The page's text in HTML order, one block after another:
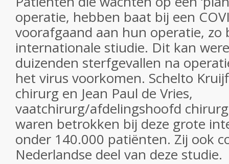
operatie, hebben baat bij een
voorafgaand aan hun operatie,
internationale stiudie. Dit kan
duizenden sterfgevallen na
het virus voorkomen. Schelto
chirurg en Jean Paul de Vries,
vaatchirurg/afdelingshoofd
waren betrokken bij deze grote
onder 140.000 patiënten. Zij ook
Nederlandse deel van deze studie.